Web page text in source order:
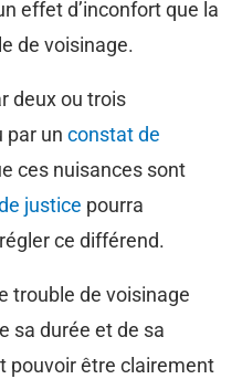
effet d’inconfort que la
de voisinage.
deux ou trois
par un constat de
ces nuisances sont
justice pourra
ce différend.
trouble de voisinage
sa durée et de sa
pouvoir être clairement